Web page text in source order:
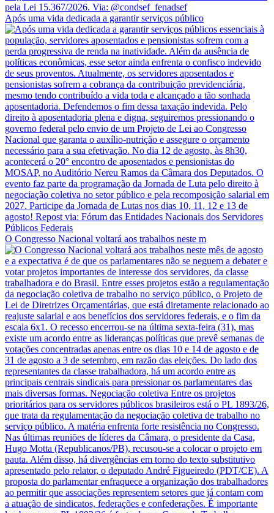
Após uma vida dedicada a garantir serviços público
O Congresso Nacional voltará aos trabalhos neste m